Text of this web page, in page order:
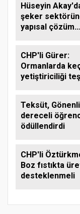
Hüseyin
şeker
yapısal çözüm
CHP'li Gürer:
Ormanlarda
yetiştiriciliği
Teksüt,
dereceli
ödüllendirdi
CHP'li
Boz fıstıkta
desteklenmeli